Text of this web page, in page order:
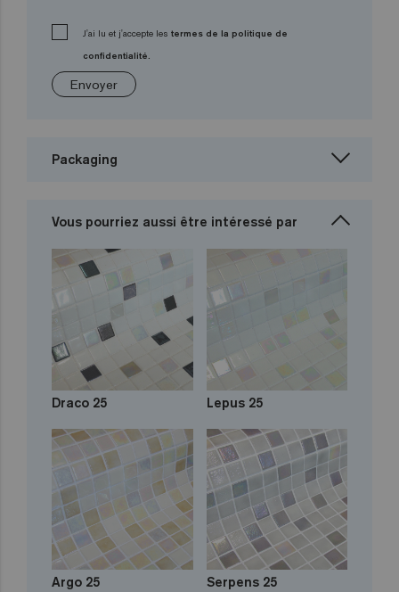
J'ai lu et j'accepte les termes de la politique de
confidentialité.
Envoyer
Packaging
Vous pourriez aussi être intéressé par
Draco 25 Lepus 25
Argo 25 Serpens 25